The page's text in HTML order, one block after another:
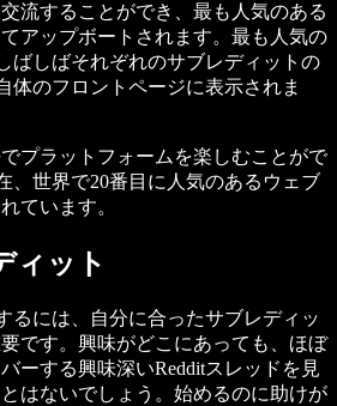
流することができ、最も人気のある
アップボートされます。最も人気の
ばしばそれぞれのサブレディットの
体のフロントページに表示されま
プラットフォームを楽しむことがで
、世界で20番目に人気のあるウェブ
ています。
ィット
るには、自分に合ったサブレディッ
です。興味がどこにあっても、ほぼ
ーする興味深いRedditスレッドを見
はないでしょう。始めるのに助けが